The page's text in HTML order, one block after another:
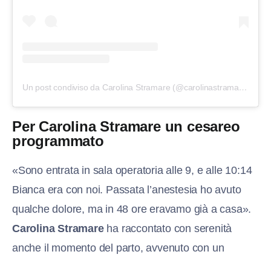
Un post condiviso da Carolina Stramare (@carolinastramare_)
Per Carolina Stramare un cesareo
programmato
«Sono entrata in sala operatoria alle 9, e alle 10:14
Bianca era con noi. Passata l’anestesia ho avuto
qualche dolore, ma in 48 ore eravamo già a casa».
Carolina Stramareha raccontato con serenità
anche il momento del parto, avvenuto con un